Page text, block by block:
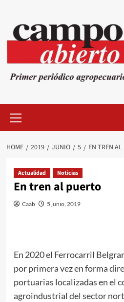
content
Menu
HOME 2019 JUNIO 5 EN TREN
Actualidad Noticias
En tren al puerto
Caab 5 junio, 2019
En 2020 el Ferrocarril
por primera vez en forma
portuarias localizadas en el
agroindustrial del sector